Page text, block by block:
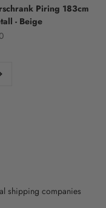
Piring 183cm
- Beige
shipping companies